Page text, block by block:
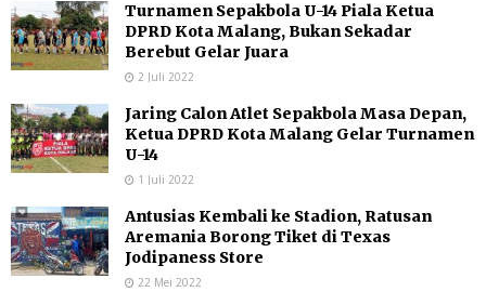
Turnamen Sepakbola U-14 Piala Ketua
DPRD Kota Malang, Bukan Sekadar
Berebut Gelar Juara
2 Juli 2022
Jaring Calon Atlet Sepakbola Masa Depan,
Ketua DPRD Kota Malang Gelar Turnamen
U-14
1 Juli 2022
Antusias Kembali ke Stadion, Ratusan
Aremania Borong Tiket di Texas
Jodipaness Store
22 Mei 2022